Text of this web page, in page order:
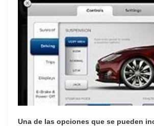
Una de las opciones que se pueden